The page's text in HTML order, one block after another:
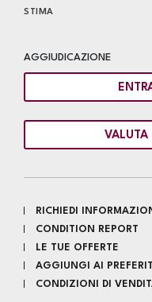
STIMA
AGGIUDICAZIONE
VALUTA
RICHIEDI
CONDITION REPORT
LE TUE OFFERTE
AGGIUNGI AI PREFERITI
CONDIZIONI DI